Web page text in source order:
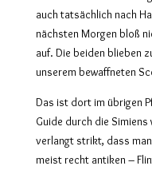
auch tatsächlich nach
nächsten Morgen bloß
auf. Die beiden blieben
unserem bewaffneten
Das ist dort im übrigen
Guide durch die
verlangt strikt, dass
meist recht antiken –